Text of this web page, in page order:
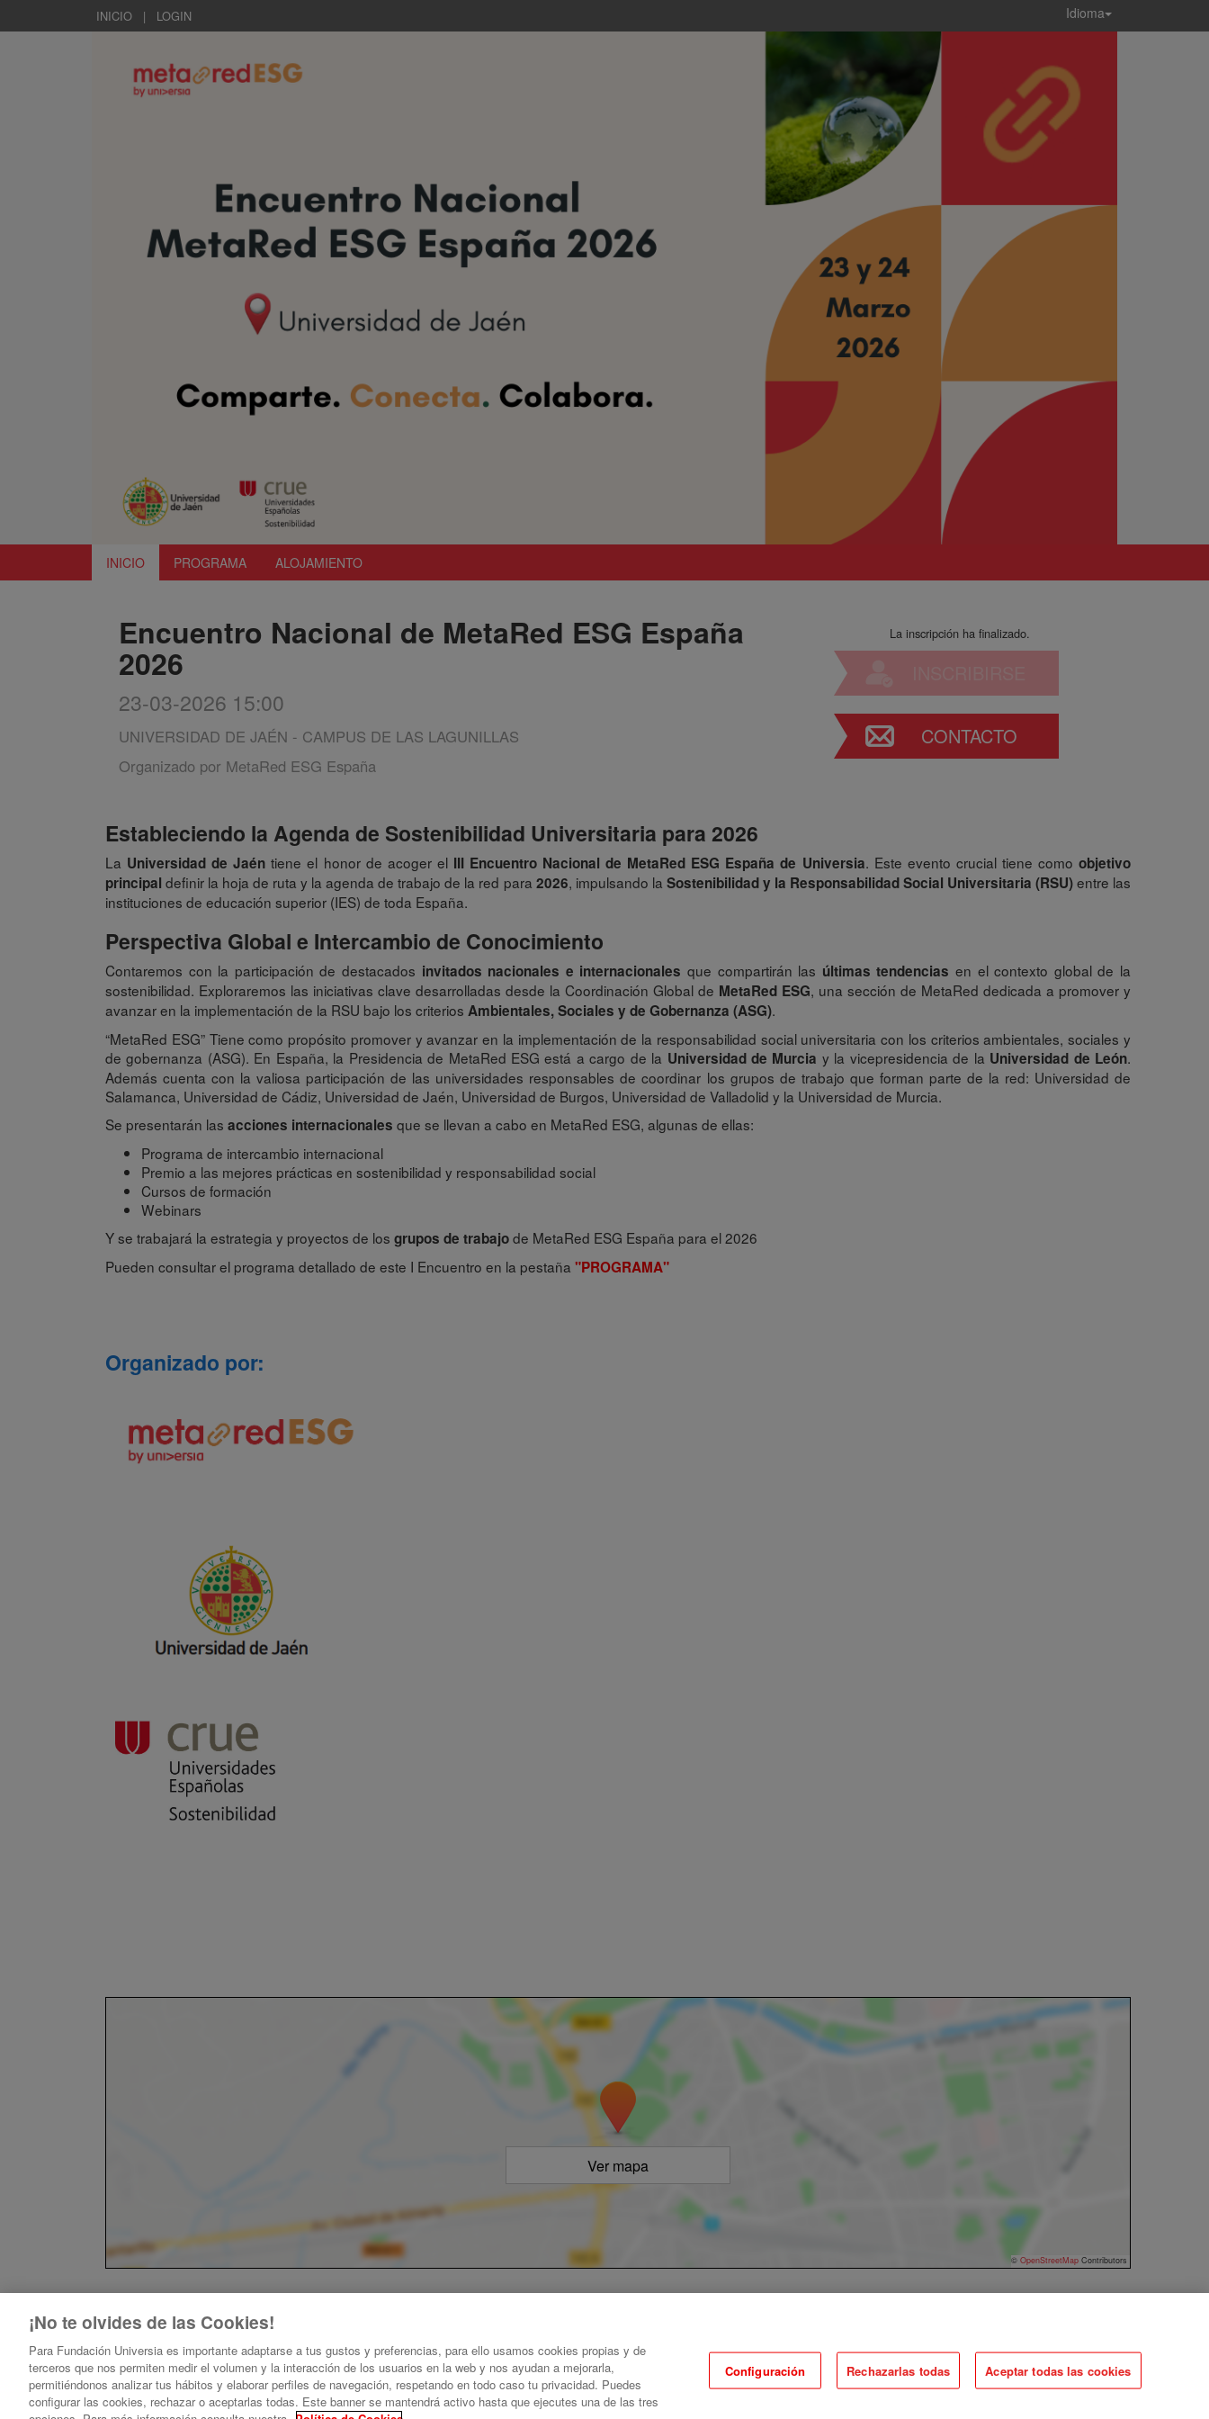
INICIO | LOGIN Idioma
INICIO PROGRAMA ALOJAMIENTO
Encuentro Nacional de MetaRed ESG España
2026
23-03-2026 15:00
UNIVERSIDAD DE JAÉN - CAMPUS DE LAS LAGUNILLAS
Organizado por MetaRed ESG España
La inscripción ha finalizado.
CONTACTO
Estableciendo la Agenda de Sostenibilidad Universitaria para 2026
La Universidad de Jaén tiene el honor de acoger el III Encuentro Nacional de MetaRed ESG España de Universia. Este evento crucial tiene comoobjetivo
principal definir la hoja de ruta y la agenda de trabajo de la red para 2026, impulsando la Sostenibilidad y la Responsabilidad Social Universitaria (RSU)entre las
instituciones de educación superior (IES) de toda España.
Perspectiva Global e Intercambio de Conocimiento
Contaremos con la participación de destacados invitados nacionales e internacionales que compartirán las últimas tendencias en el contexto global de la
sostenibilidad. Exploraremos las iniciativas clave desarrolladas desde la Coordinación Global de MetaRed ESG, una sección de MetaRed dedicada a promover y
avanzar en la implementación de la RSU bajo los criterios Ambientales, Sociales y de Gobernanza (ASG).
“MetaRed ESG” Tiene como propósito promover y avanzar en la implementación de la responsabilidad social universitaria con los criterios ambientales, sociales y
de gobernanza (ASG). En España, la Presidencia de MetaRed ESG está a cargo de la Universidad de Murcia y la vicepresidencia de la Universidad de León.
Además cuenta con la valiosa participación de las universidades responsables de coordinar los grupos de trabajo que forman parte de la red: Universidad de
Salamanca, Universidad de Cádiz, Universidad de Jaén, Universidad de Burgos, Universidad de Valladolid y la Universidad de Murcia.
Se presentarán las acciones internacionales que se llevan a cabo en MetaRed ESG, algunas de ellas:
Programa de intercambio internacional
Premio a las mejores prácticas en sostenibilidad y responsabilidad social
Cursos de formación
Webinars
Y se trabajará la estrategia y proyectos de los grupos de trabajode MetaRed ESG España para el 2026
Pueden consultar el programa detallado de este I Encuentro en la pestaña "PROGRAMA"
Organizado por:
Ver mapa
© OpenStreetMap Contributors
Encuentro Nacional de MetaRed ESG España 2026 Organizado por MetaRed ESG España
¡No te olvides de las Cookies!
Para Fundación Universia es importante adaptarse a tus gustos y preferencias, para ello usamos cookies propias y de
terceros que nos permiten medir el volumen y la interacción de los usuarios en la web y nos ayudan a mejorarla,
permitiéndonos analizar tus hábitos y elaborar perfiles de navegación, respetando en todo caso tu privacidad. Puedes
configurar las cookies, rechazar o aceptarlas todas. Este banner se mantendrá activo hasta que ejecutes una de las tres
Configuración Rechazarlas todas Aceptar todas las cookies